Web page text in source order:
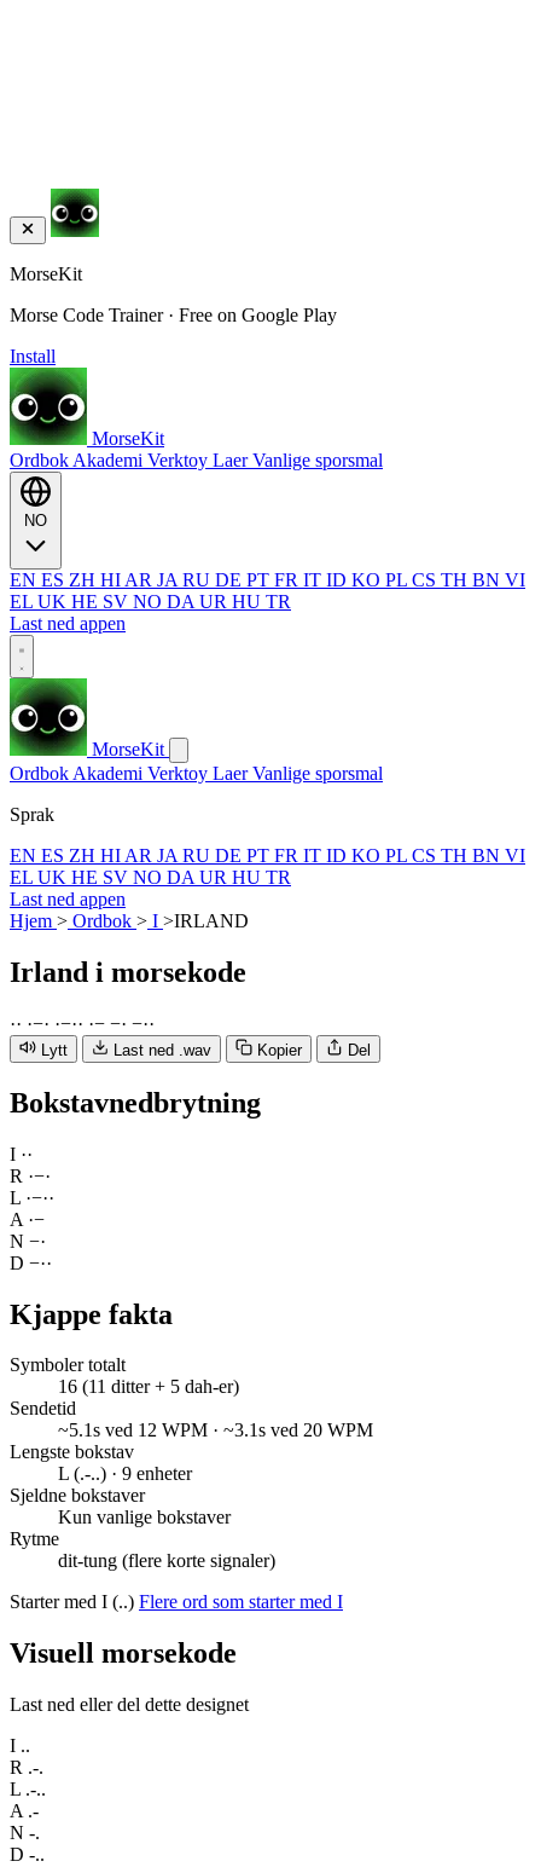
MorseKit
Morse Code Trainer · Free on Google Play
Install
MorseKit
Ordbok Akademi Verktoy LaerVanlige sporsmal
EN ES ZH HI AR JA RU DE PT FR IT ID KO PL CS TH BN VI
EL UK HE SV NO DA UR HU TR
Last ned appen
MorseKit
Ordbok Akademi Verktoy LaerVanlige sporsmal
Sprak
EN ES ZH HI AR JA RU DE PT FR IT ID KO PL CS TH BN VI
EL UK HE SV NO DA UR HU TR
Last ned appen
Hjem > Ordbok > I >IRLAND
Irland i morsekode
·· ·−· ·−·· ·− −· −··
Lytt Last ned .wav Kopier Del
Bokstavnedbrytning
I ··
R ·−·
L ·−··
A ·−
N −·
D −··
Kjappe fakta
Symboler totalt
16 (11 ditter + 5 dah-er)
Sendetid
~5.1s ved 12 WPM · ~3.1s ved 20 WPM
Lengste bokstav
L (.-..) · 9 enheter
Sjeldne bokstaver
Kun vanlige bokstaver
Rytme
dit-tung (flere korte signaler)
Starter med I (..) Flere ord som starter med I
Visuell morsekode
Last ned eller del dette designet
I ..
R .-.
L .-..
A .-
N -.
D -..